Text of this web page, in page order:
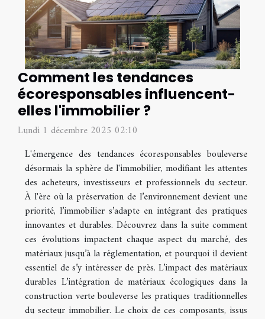
Comment les tendances
écoresponsables influencent-
elles l'immobilier ?
Lundi 1 décembre 2025 02:10
L'émergence des tendances écoresponsables bouleverse
désormais la sphère de l'immobilier, modifiant les attentes
des acheteurs, investisseurs et professionnels du secteur.
À l'ère où la préservation de l’environnement devient une
priorité, l’immobilier s’adapte en intégrant des pratiques
innovantes et durables. Découvrez dans la suite comment
ces évolutions impactent chaque aspect du marché, des
matériaux jusqu’à la réglementation, et pourquoi il devient
essentiel de s’y intéresser de près. L’impact des matériaux
durables L’intégration de matériaux écologiques dans la
construction verte bouleverse les pratiques traditionnelles
du secteur immobilier. Le choix de ces composants, issus